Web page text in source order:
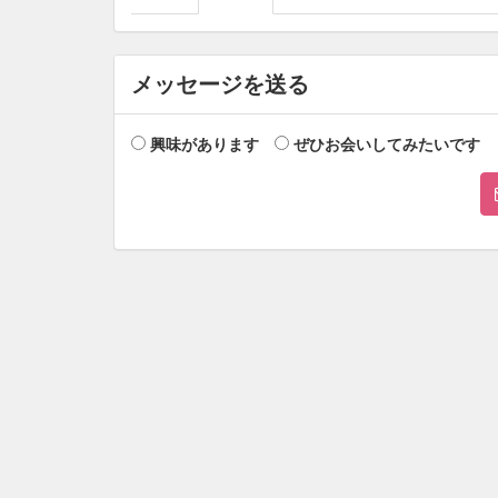
メッセージを送る
興味があります ぜひお会いしてみたいです